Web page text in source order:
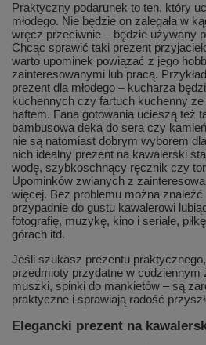
Praktyczny podarunek to ten, który
młodego. Nie będzie on zalegała w
wręcz przeciwnie – będzie używany
Chcąc sprawić taki prezent
warto upominek powiązać z jego
zainteresowanymi lub pracą.
prezent dla młodego – kucharza
kuchennych czy fartuch kuchenny
haftem. Fana gotowania ucieszą też
bambusowa deka do sera czy
nie są natomiast dobrym wyborem
nich idealny prezent na kawalerski
wodę, szybkoschnący ręcznik czy
Upominków zwianych z
więcej. Bez problemu można
przypadnie do gustu kawalerowi
fotografię, muzykę, kino i seriale,
górach itd.
Jeśli szukasz prezentu
przedmioty przydatne w codziennym
muszki, spinki do mankietów – są
praktyczne i sprawiają radość
Elegancki prezent na